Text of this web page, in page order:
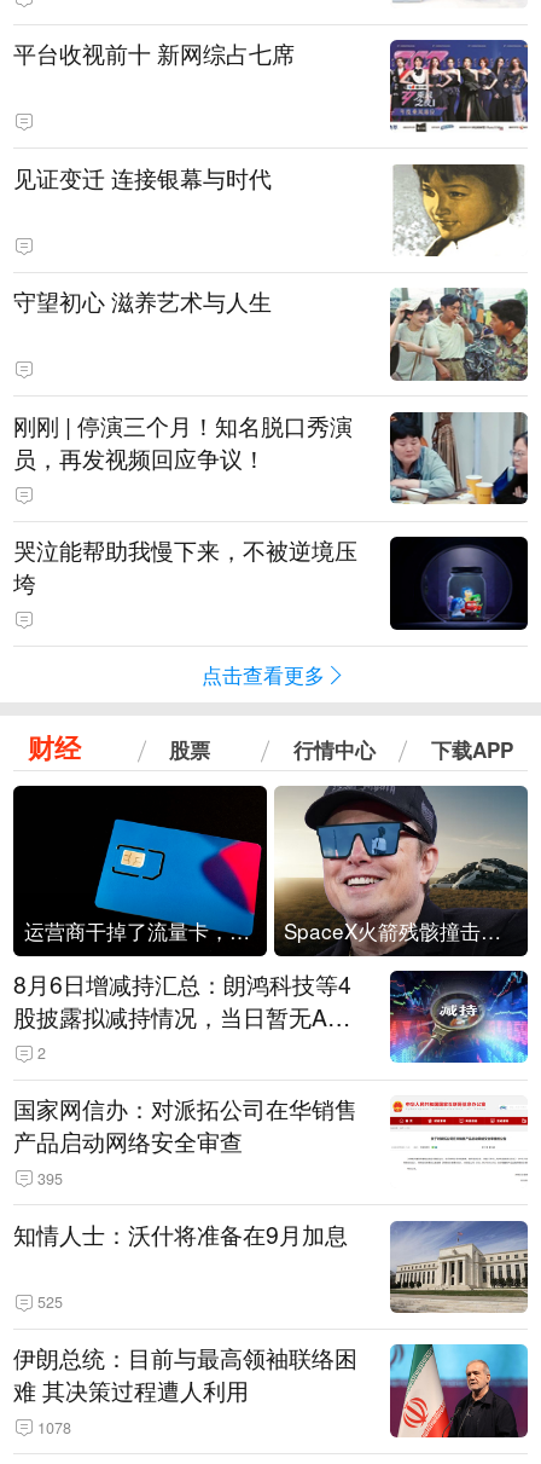
平台收视前十 新网综占七席
见证变迁 连接银幕与时代
守望初心 滋养艺术与人生
刚刚 | 停演三个月！知名脱口秀演
员，再发视频回应争议！
哭泣能帮助我慢下来，不被逆境压
垮
点击查看更多
财经 股票 行情中心 下载APP
运营商干掉了流量卡，他们真的玩不起了 SpaceX火箭残骸撞击月球
8月6日增减持汇总：朗鸿科技等4
股披露拟减持情况，当日暂无A股
公司披露拟增持情况（表）
2
国家网信办：对派拓公司在华销售
产品启动网络安全审查
395
知情人士：沃什将准备在9月加息
525
伊朗总统：目前与最高领袖联络困
难 其决策过程遭人利用
1078